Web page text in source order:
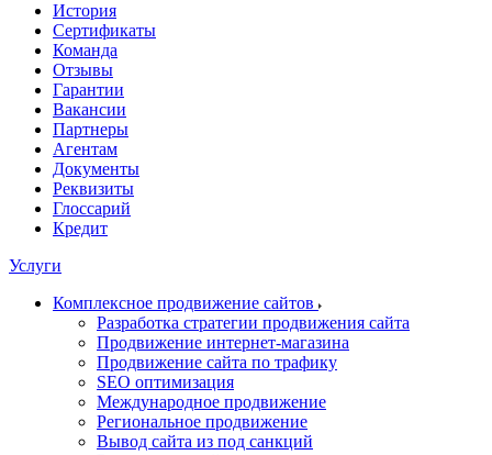
История
Сертификаты
Команда
Отзывы
Гарантии
Вакансии
Партнеры
Агентам
Документы
Реквизиты
Глоссарий
Кредит
Услуги
Комплексное продвижение сайтов
Разработка стратегии продвижения сайта
Продвижение интернет-магазина
Продвижение сайта по трафику
SEO оптимизация
Международное продвижение
Региональное продвижение
Вывод сайта из под санкций